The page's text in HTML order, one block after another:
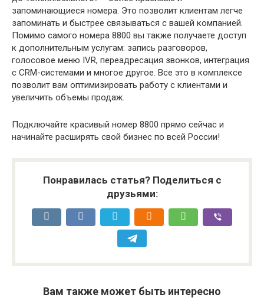
запоминающиеся номера. Это позволит клиентам легче
запоминать и быстрее связываться с вашей компанией.
Помимо самого номера 8800 вы также получаете доступ
к дополнительным услугам: запись разговоров,
голосовое меню IVR, переадресация звонков, интеграция
с CRM-системами и многое другое. Все это в комплексе
позволит вам оптимизировать работу с клиентами и
увеличить объемы продаж.
Подключайте красивый номер 8800 прямо сейчас и
начинайте расширять свой бизнес по всей России!
Понравилась статья? Поделиться с
друзьями:
Вам также может быть интересно